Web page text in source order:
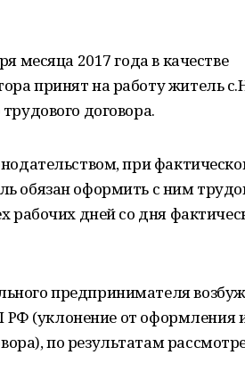
месяца 2017 года в качестве
принят на работу житель
договора.
при
обязан оформить с ним
рабочих дней со дня
предпринимателя
РФ (уклонение от оформления
по результатам